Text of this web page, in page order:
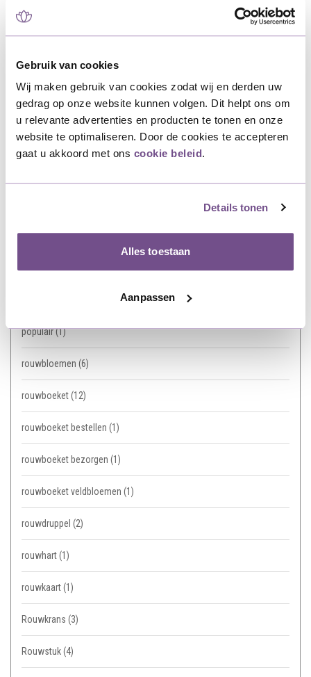
Gebruik van cookies
Wij maken gebruik van cookies zodat wij en derden uw
gedrag op onze website kunnen volgen. Dit helpt ons om
u relevante advertenties en producten te tonen en onze
website te optimaliseren. Door de cookies te accepteren
gaat u akkoord met ons cookie beleid.
Details tonen
Alles toestaan
Aanpassen
Bloemen(4)
covid-19(1)
herdenking(2)
nabestaanden boeket(2)
populair(1)
rouwbloemen (6)
rouwboeket(12)
rouwboeket bestellen (1)
rouwboeket bezorgen (1)
rouwboeket veldbloemen (1)
rouwdruppel (2)
rouwhart(1)
rouwkaart(1)
Rouwkrans (3)
Rouwstuk(4)